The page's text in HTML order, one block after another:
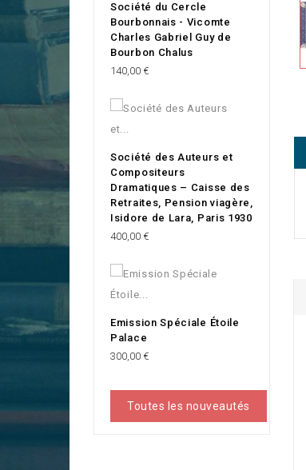
Société du Cercle
Bourbonnais - Vicomte
Charles Gabriel Guy de
Bourbon Chalus
Prix
140,00 €
Société des Auteurs et
Compositeurs
Dramatiques – Caisse des
Retraites, Pension viagère,
Isidore de Lara, Paris 1930
Prix
400,00 €
Emission Spéciale Étoile
Palace
Prix
300,00 €
Toutes les nouveautés